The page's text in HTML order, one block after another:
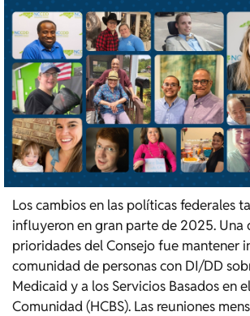
Los cambios en las políticas federales
influyeron en gran parte de 2025. Una
prioridades del Consejo fue mantener
comunidad de personas con DI/DD
Medicaid y a los Servicios Basados ​​en
Comunidad (HCBS). Las reuniones